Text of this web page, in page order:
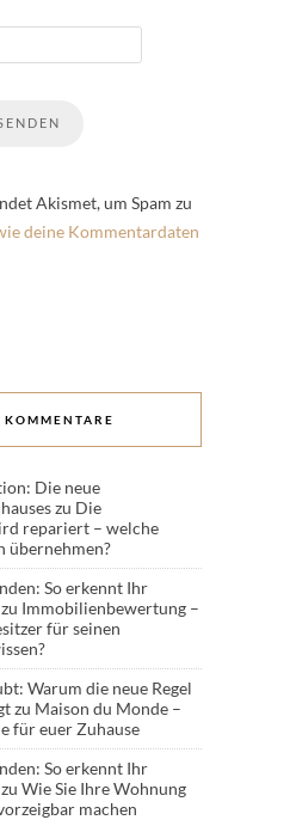
Akismet, um Spam zu
deine Kommentardaten
KOMMENTARE
Die neue
zu Die
repariert – welche
übernehmen?
So erkennt Ihr
zu Immobilienbewertung –
für seinen
Warum die neue Regel
zu Maison du Monde –
für euer Zuhause
So erkennt Ihr
zu Wie Sie Ihre Wohnung
machen